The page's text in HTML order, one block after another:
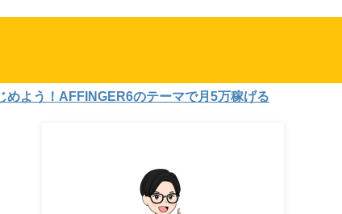
！AFFINGER6のテーマで月5万稼げる